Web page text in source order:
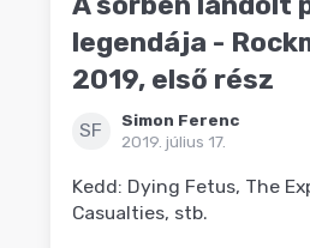
legendája -
2019, első rész
SF
Simon Ferenc
2019. július 17.
Kedd: Dying Fetus, The
Casualties, stb.